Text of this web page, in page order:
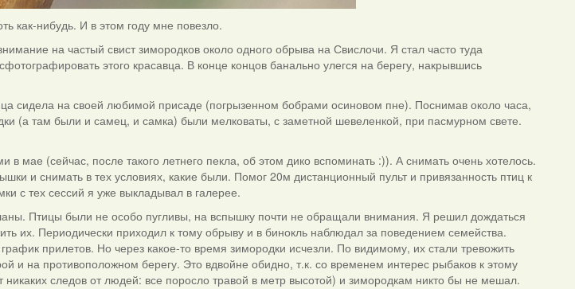
как-нибудь. И в этом году мне повезло.
на частый свист зимородков около одного обрыва на Свислочи. Я стал часто туда
этого красавца. В конце концов банально улегся на берегу, накрывшись
сидела на своей любимой присаде (погрызенном бобрами осиновом пне). Поснимав около часа,
(а там были и самец, и самка) были мелковаты, с заметной шевеленкой, при пасмурном свете.
мае (сейчас, после такого летнего пекла, об этом дико вспоминать :)). А снимать очень хотелось.
и снимать в тех условиях, какие были. Помог 20м дистанционный пульт и привязанность птиц к
с тех сессий я уже выкладывал в галерее.
Птицы были не особо пугливы, на вспышку почти не обращали внимания. Я решил дождаться
их. Периодически приходил к тому обрыву и в бинокль наблюдал за поведением семейства.
прилетов. Но через какое-то время зимородки исчезли. По видимому, их стали тревожить
и на противоположном берегу. Это вдвойне обидно, т.к. со временем интерес рыбаков к этому
никаких следов от людей: все поросло травой в метр высотой) и зимородкам никто бы не мешал.